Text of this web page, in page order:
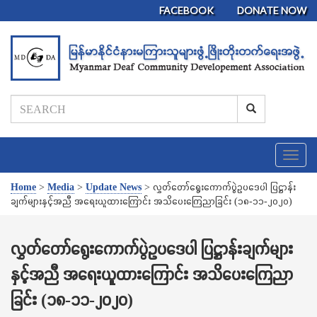
FACEBOOK DONATE NOW
T
o
g
g
a
v
i
Home > Media > Update News > လွှတ်တော်ရွေးကောက်ပွဲဥပဒေပါ ပြဋ္ဌာန်း
ချက်များနှင့်အညီ အရေးယူထားကြောင်း အသိပေးကြေညာခြင်း (၁၈-၁၁-၂၀၂၀)
လွှတ်တော်ရွေးကောက်ပွဲဥပဒေပါ ပြဋ္ဌာန်းချက်များ
နှင့်အညီ အရေးယူထားကြောင်း အသိပေးကြေညာ
ခြင်း (၁၈-၁၁-၂၀၂၀)